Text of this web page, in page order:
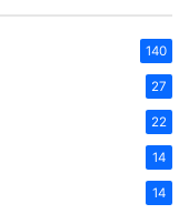
140
27
22
14
14